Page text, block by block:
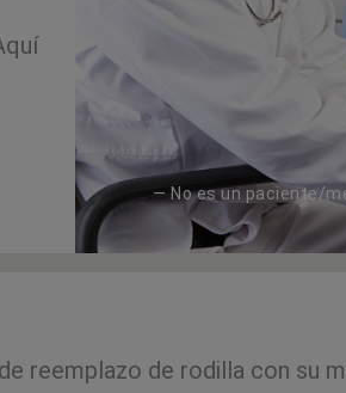
— No es un paciente/
reemplazo de rodilla con su